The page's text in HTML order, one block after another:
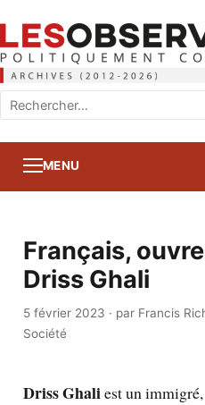
Rechercher
:
MENU
Français,
Driss Ghali
5 février 2023 · par Francis
Société
Driss Ghaliest un